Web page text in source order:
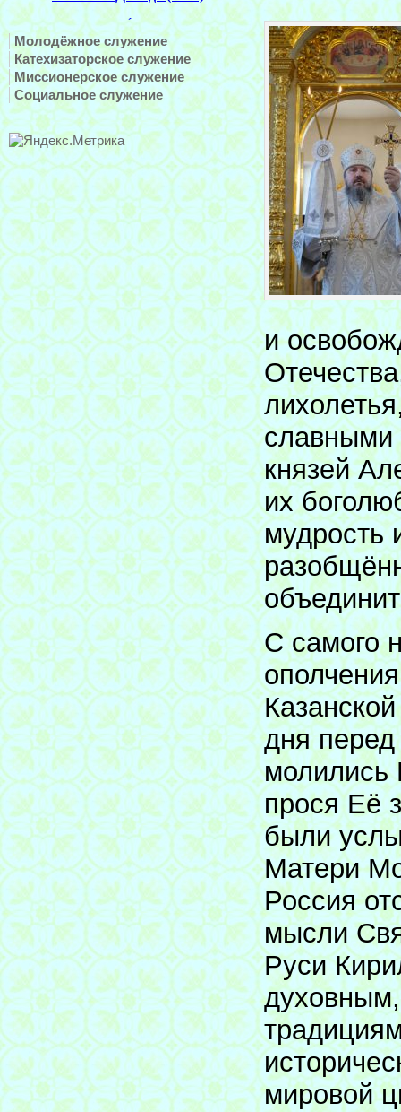
Молодёжное служение
Катехизаторское служение
Миссионерское служение
Социальное служение
и
славными
князей
их
мудрость
С самого
дня
молились
прося Её
были
Матери
Россия
мысли
Руси
мировой